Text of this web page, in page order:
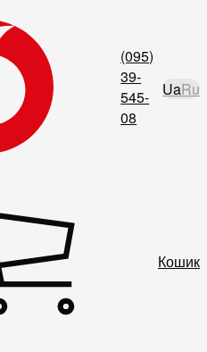
(095)
39-
545-
08
UaRu
Кошик